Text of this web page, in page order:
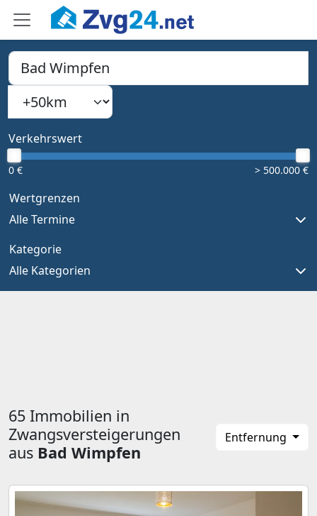
PLZ, Ort oder Bundesland
Type 1 or more characters for results.
Suchradius
Verkehrswert
0 € > 500.000 €
Wertgrenzen
Alle Termine
Kategorie
Alle Kategorien
65 Immobilien in
Zwangsversteigerungen
aus Bad Wimpfen
Entfernung